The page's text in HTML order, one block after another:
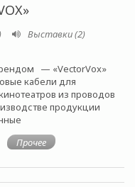
Выставки (2)
— «VectorVox»
кабели для
из проводов
продукции
Прочее